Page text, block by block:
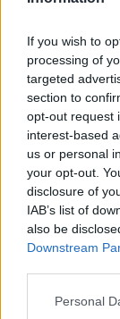
If you wish to
processing of
targeted
section to
opt-out request
interest-based
us or personal
your opt-out.
disclosure of
IAB’s list of
also be
Downstream
Please note
Personal
Nuevo
desvelan
El ‘caso Yéremi
CRÓNICA